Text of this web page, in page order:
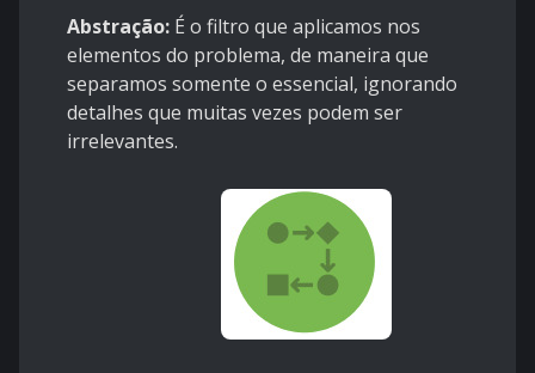
Abstração: É o filtro que aplicamos nos
elementos do problema, de maneira que
separamos somente o essencial, ignorando
detalhes que muitas vezes podem ser
irrelevantes.